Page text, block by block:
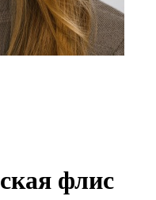
флис